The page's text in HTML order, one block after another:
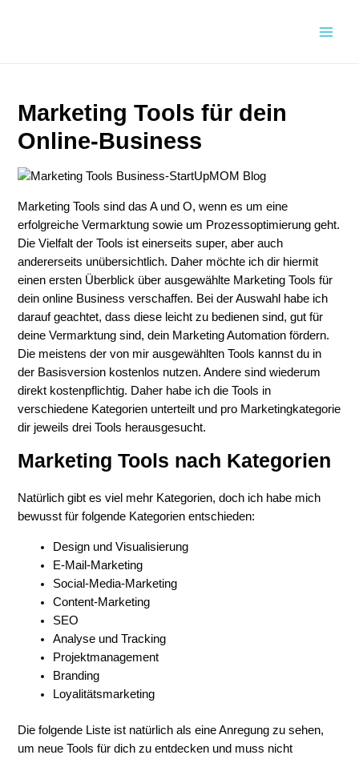
Marketing Tools für dein
Online-Business
Marketing Tools sind das A und O, wenn es um eine
erfolgreiche Vermarktung sowie um Prozessoptimierung geht.
Die Vielfalt der Tools ist einerseits super, aber auch
andererseits unübersichtlich. Daher möchte ich dir hiermit
einen ersten Überblick über ausgewählte Marketing Tools für
dein online Business verschaffen. Bei der Auswahl habe ich
darauf geachtet, dass diese leicht zu bedienen sind, gut für
deine Vermarktung sind, dein Marketing Automation fördern.
Die meistens der von mir ausgewählten Tools kannst du in
der Basisversion kostenlos nutzen. Andere sind wiederum
direkt kostenpflichtig. Daher habe ich die Tools in
verschiedene Kategorien unterteilt und pro Marketingkategorie
dir jeweils drei Tools herausgesucht.
Marketing Tools nach Kategorien
Natürlich gibt es viel mehr Kategorien, doch ich habe mich
bewusst für folgende Kategorien entschieden:
Design und Visualisierung
E-Mail-Marketing
Social-Media-Marketing
Content-Marketing
SEO
Analyse und Tracking
Projektmanagement
Branding
Loyalitätsmarketing
Die folgende Liste ist natürlich als eine Anregung zu sehen,
um neue Tools für dich zu entdecken und muss nicht